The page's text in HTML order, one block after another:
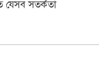
যেসব সতর্কতা